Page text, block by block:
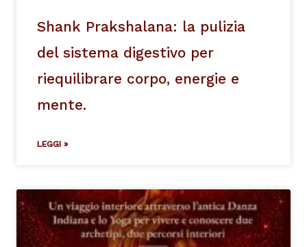
Shank Prakshalana: la pulizia
del sistema digestivo per
riequilibrare corpo, energie e
mente.
LEGGI »